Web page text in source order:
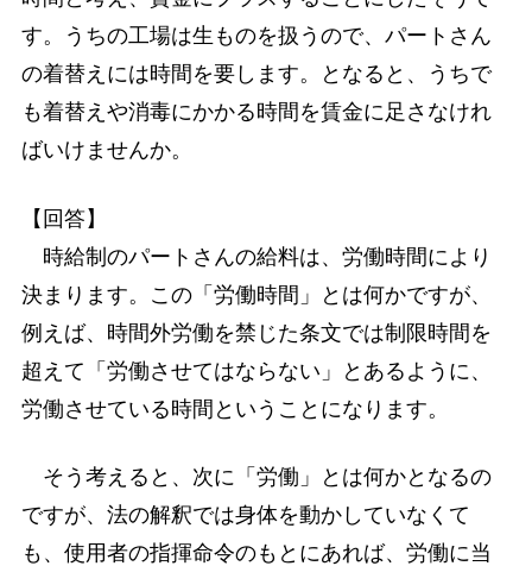
す。うちの工場は生ものを扱うので、パートさん
の着替えには時間を要します。となると、うちで
も着替えや消毒にかかる時間を賃金に足さなけれ
ばいけませんか。
【回答】
時給制のパートさんの給料は、労働時間により
決まります。この「労働時間」とは何かですが、
例えば、時間外労働を禁じた条文では制限時間を
超えて「労働させてはならない」とあるように、
労働させている時間ということになります。
そう考えると、次に「労働」とは何かとなるの
ですが、法の解釈では身体を動かしていなくて
も、使用者の指揮命令のもとにあれば、労働に当